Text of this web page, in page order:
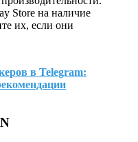
Store на наличие
их, если они
в Telegram: